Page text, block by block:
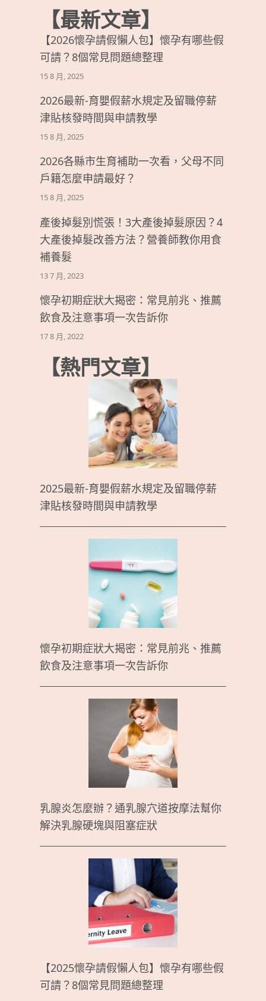
【最新文章】
【2026懷孕請假懶人包】懷孕有哪些假
可請？8個常見問題總整理
15 8 月, 2025
2026最新-育嬰假薪水規定及留職停薪
津貼核發時間與申請教學
15 8 月, 2025
2026各縣市生育補助一次看，父母不同
戶籍怎麼申請最好？
15 8 月, 2025
產後掉髮別慌張！3大產後掉髮原因？4
大產後掉髮改善方法？營養師教你用食
補養髮
13 7 月, 2023
懷孕初期症狀大揭密：常見前兆、推薦
飲食及注意事項一次告訴你
17 8 月, 2022
【熱門文章】
2025最新-育嬰假薪水規定及留職停薪
津貼核發時間與申請教學
懷孕初期症狀大揭密：常見前兆、推薦
飲食及注意事項一次告訴你
乳腺炎怎麼辦？通乳腺穴道按摩法幫你
解決乳腺硬塊與阻塞症狀
【2025懷孕請假懶人包】懷孕有哪些假
可請？8個常見問題總整理